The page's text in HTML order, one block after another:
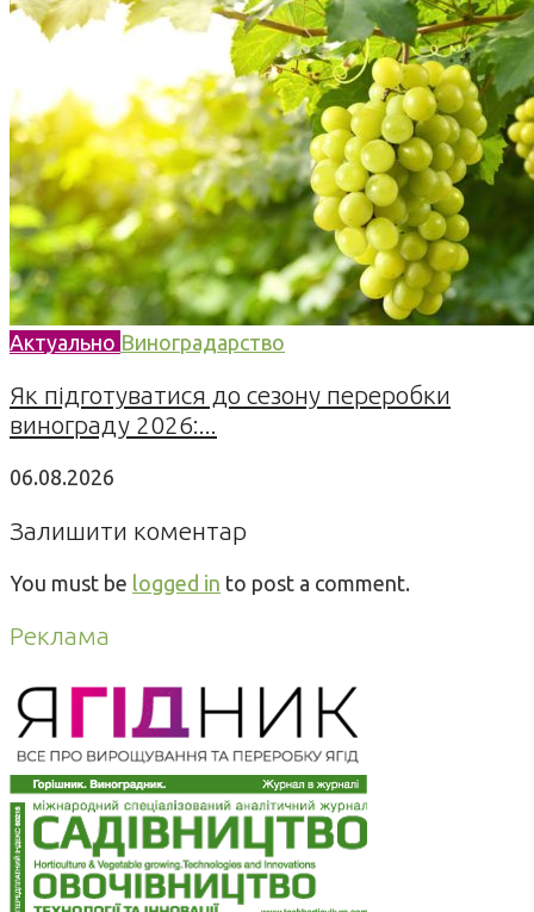
Актуально Виноградарство
Як підготуватися до сезону переробки
винограду 2026:...
06.08.2026
Залишити коментар
You must be logged in to post a comment.
Реклама